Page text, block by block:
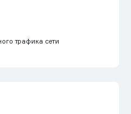
трафика сети